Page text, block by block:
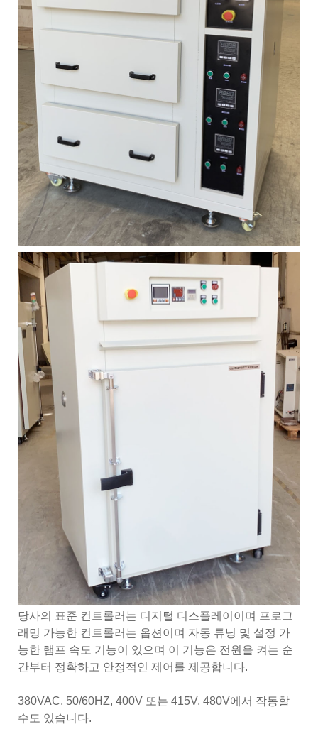
당사의 표준 컨트롤러는 디지털 디스플레이이며 프로그
래밍 가능한 컨트롤러는 옵션이며 자동 튜닝 및 설정 가
능한 램프 속도 기능이 있으며 이 기능은 전원을 켜는 순
간부터 정확하고 안정적인 제어를 제공합니다.
380VAC, 50/60HZ, 400V 또는 415V, 480V에서 작동할
수도 있습니다.